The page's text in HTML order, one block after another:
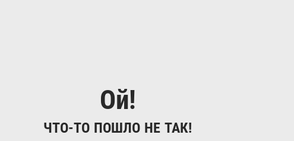
Ой!
ЧТО-ТО ПОШЛО НЕ ТАК!